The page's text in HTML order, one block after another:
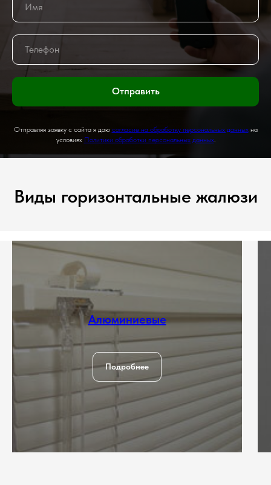
Отправить
Отправляя заявку с сайта я даю согласие на обработку персональных данныхна
условиях Политики обработки персональных данных.
Виды горизонтальные жалюзи
Алюминиевые
Подробнее